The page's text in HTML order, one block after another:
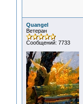
Quangel
Ветеран
Сообщений: 7733